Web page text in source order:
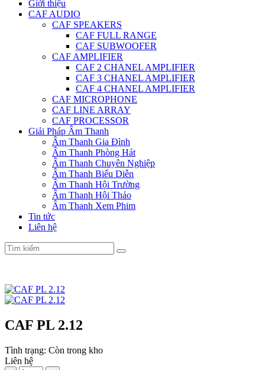
Giới thiệu
CAF AUDIO
CAF SPEAKERS
CAF FULL RANGE
CAF SUBWOOFER
CAF AMPLIFIER
CAF 2 CHANEL AMPLIFIER
CAF 3 CHANEL AMPLIFIER
CAF 4 CHANEL AMPLIFIER
CAF MICROPHONE
CAF LINE ARRAY
CAF PROCESSOR
Giải Pháp Âm Thanh
Âm Thanh Gia Đình
Âm Thanh Phòng Hát
Âm Thanh Chuyên Nghiệp
Âm Thanh Biểu Diễn
Âm Thanh Hội Trường
Âm Thanh Hội Thảo
Âm Thanh Xem Phim
Tin tức
Liên hệ
CAF PL 2.12
Tình trạng: Còn trong kho
Liên hệ